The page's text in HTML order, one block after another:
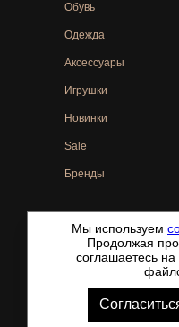
Обувь
Одежда
Аксессуары
Игрушки
Новинки
Sale
Бренды
©2021-2026 -
Мы используем
Продолжая
соглашаетесь